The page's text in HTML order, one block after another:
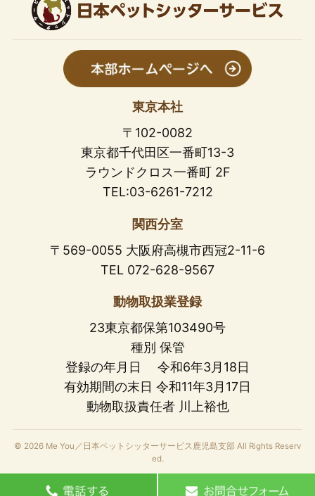
東京本社
〒102-0082
東京都千代田区一番町13-3
ラウンドクロス一番町 2F
TEL:03-6261-7212
関西分室
〒569-0055 大阪府高槻市西冠2-11-6
TEL 072-628-9567
動物取扱業登録
23東京都保第103490号
種別 保管
登録の年月日 令和6年3月18日
有効期間の末日 令和11年3月17日
動物取扱責任者 川上裕也
© 2026 Me You／日本ペットシッターサービス鹿児島支部 All Rights Reserv
ed.